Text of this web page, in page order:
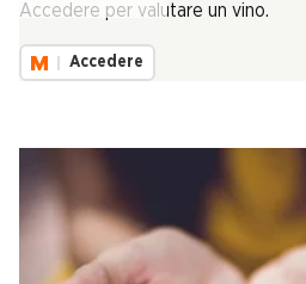
Accedere per valutare un vino.
Accedere